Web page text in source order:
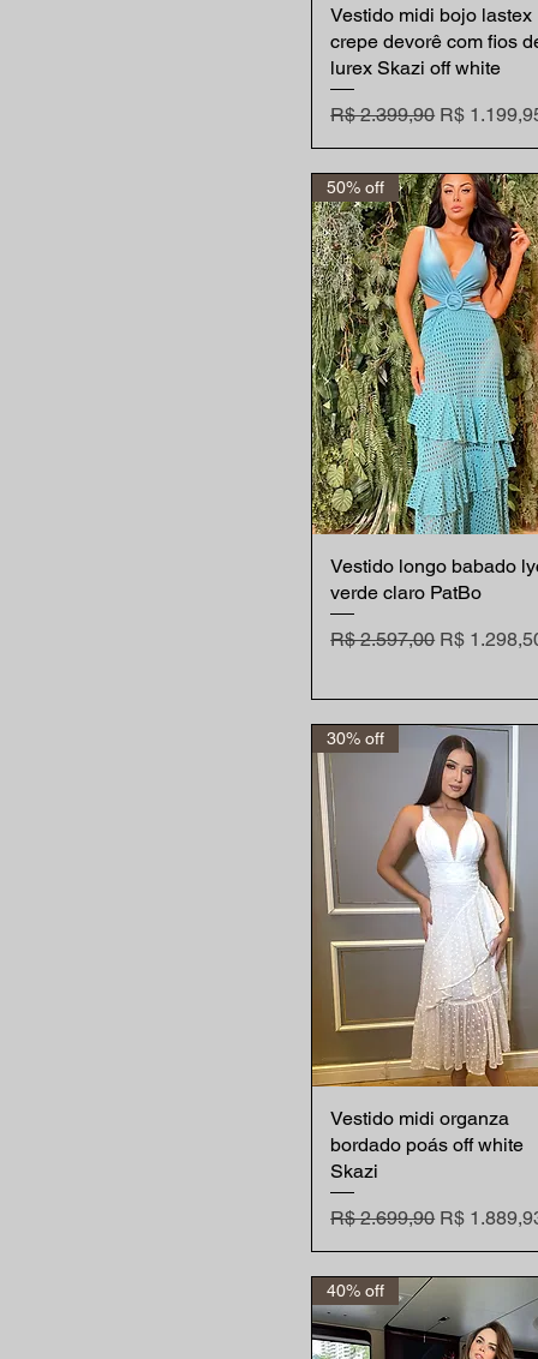
Visualização rápida
Vestido midi bojo lastex
crepe devorê com fios
lurex Skazi off white
Preço normal
R$ 2.399,90 Preço
R$
Visualização rápida
50% off
Vestido longo babado
verde claro PatBo
Preço normal
R$ 2.597,00 Preço
R$
Visualização rápida
30% off
Vestido midi organza
bordado poás off white
Skazi
Preço normal
R$ 2.699,90 Preço
R$
40% off